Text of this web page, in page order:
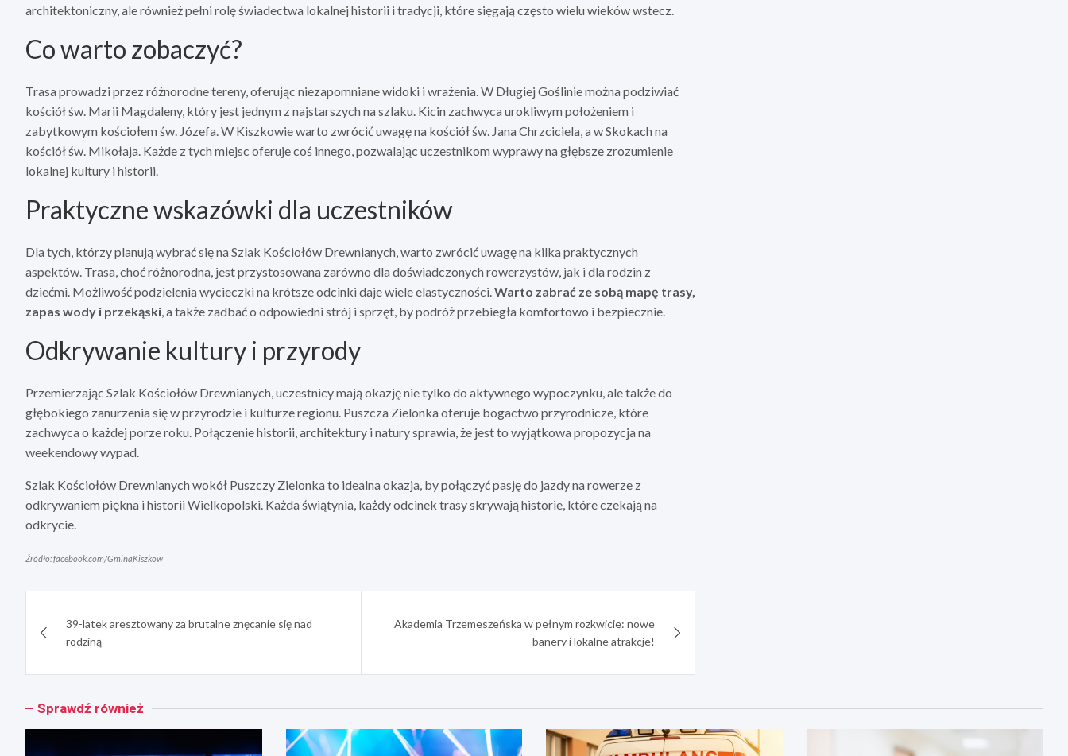
architektoniczny, ale również pełni rolę świadectwa lokalnej historii i tradycji, które sięgają często wielu wieków wstecz.
Co warto zobaczyć?
Trasa prowadzi przez różnorodne tereny, oferując niezapomniane widoki i wrażenia. W Długiej Goślinie można podziwiać
kościół św. Marii Magdaleny, który jest jednym z najstarszych na szlaku. Kicin zachwyca urokliwym położeniem i
zabytkowym kościołem św. Józefa. W Kiszkowie warto zwrócić uwagę na kościół św. Jana Chrzciciela, a w Skokach na
kościół św. Mikołaja. Każde z tych miejsc oferuje coś innego, pozwalając uczestnikom wyprawy na głębsze zrozumienie
lokalnej kultury i historii.
Praktyczne wskazówki dla uczestników
Dla tych, którzy planują wybrać się na Szlak Kościołów Drewnianych, warto zwrócić uwagę na kilka praktycznych
aspektów. Trasa, choć różnorodna, jest przystosowana zarówno dla doświadczonych rowerzystów, jak i dla rodzin z
dziećmi. Możliwość podzielenia wycieczki na krótsze odcinki daje wiele elastyczności.Warto zabrać ze sobą mapę trasy,
zapas wody i przekąski, a także zadbać o odpowiedni strój i sprzęt, by podróż przebiegła komfortowo i bezpiecznie.
Odkrywanie kultury i przyrody
Przemierzając Szlak Kościołów Drewnianych, uczestnicy mają okazję nie tylko do aktywnego wypoczynku, ale także do
głębokiego zanurzenia się w przyrodzie i kulturze regionu. Puszcza Zielonka oferuje bogactwo przyrodnicze, które
zachwyca o każdej porze roku. Połączenie historii, architektury i natury sprawia, że jest to wyjątkowa propozycja na
weekendowy wypad.
Szlak Kościołów Drewnianych wokół Puszczy Zielonka to idealna okazja, by połączyć pasję do jazdy na rowerze z
odkrywaniem piękna i historii Wielkopolski. Każda świątynia, każdy odcinek trasy skrywają historie, które czekają na
odkrycie.
Źródło: facebook.com/GminaKiszkow
wpisu39-latek aresztowany za brutalne znęcanie się nad
rodziną
Akademia Trzemeszeńska w pełnym rozkwicie: nowe
banery i lokalne atrakcje!
Sprawdź również